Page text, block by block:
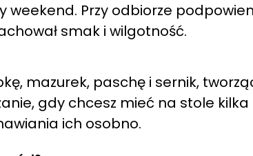
Przy odbiorze
smak i wilgotność.
mazurek, paschę i sernik,
gdy chcesz mieć na stole kilka
ich osobno.